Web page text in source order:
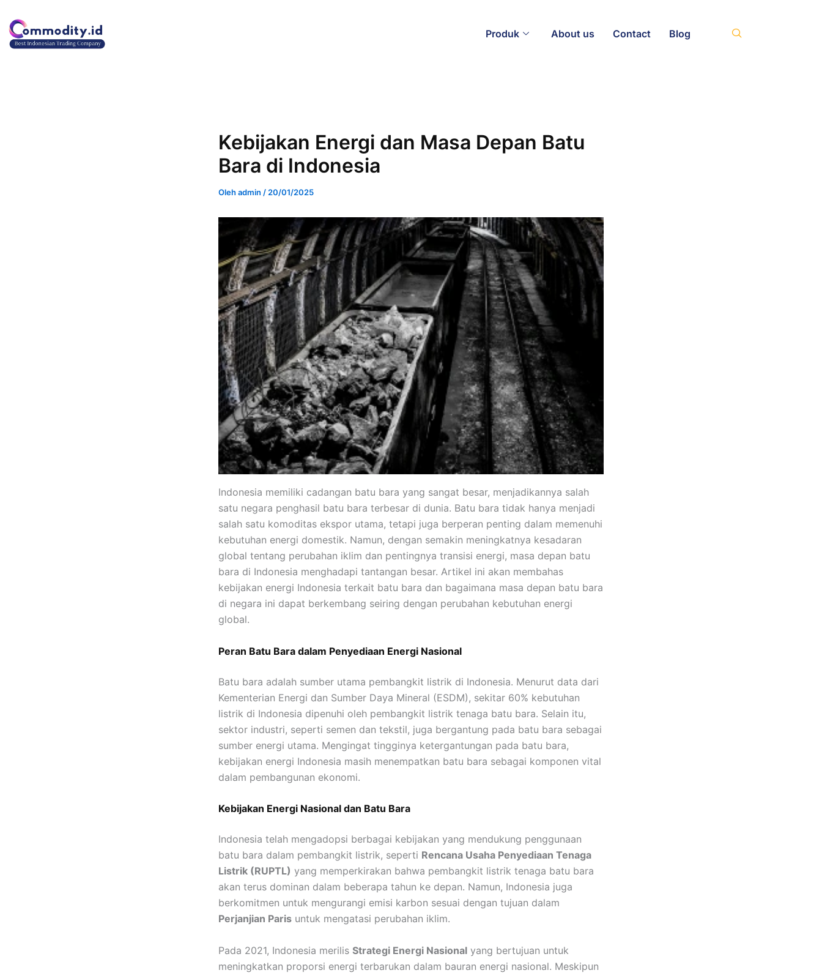
ke
konten
Produk About us Contact Blog
Kebijakan Energi dan Masa Depan Batu
Bara di Indonesia
Olehadmin / 20/01/2025
Indonesia memiliki cadangan batu bara yang sangat besar, menjadikannya salah
satu negara penghasil batu bara terbesar di dunia. Batu bara tidak hanya menjadi
salah satu komoditas ekspor utama, tetapi juga berperan penting dalam memenuhi
kebutuhan energi domestik. Namun, dengan semakin meningkatnya kesadaran
global tentang perubahan iklim dan pentingnya transisi energi, masa depan batu
bara di Indonesia menghadapi tantangan besar. Artikel ini akan membahas
kebijakan energi Indonesia terkait batu bara dan bagaimana masa depan batu bara
di negara ini dapat berkembang seiring dengan perubahan kebutuhan energi
global.
Peran Batu Bara dalam Penyediaan Energi Nasional
Batu bara adalah sumber utama pembangkit listrik di Indonesia. Menurut data dari
Kementerian Energi dan Sumber Daya Mineral (ESDM), sekitar 60% kebutuhan
listrik di Indonesia dipenuhi oleh pembangkit listrik tenaga batu bara. Selain itu,
sektor industri, seperti semen dan tekstil, juga bergantung pada batu bara sebagai
sumber energi utama. Mengingat tingginya ketergantungan pada batu bara,
kebijakan energi Indonesia masih menempatkan batu bara sebagai komponen vital
dalam pembangunan ekonomi.
Kebijakan Energi Nasional dan Batu Bara
Indonesia telah mengadopsi berbagai kebijakan yang mendukung penggunaan
batu bara dalam pembangkit listrik, seperti Rencana Usaha Penyediaan Tenaga
Listrik (RUPTL) yang memperkirakan bahwa pembangkit listrik tenaga batu bara
akan terus dominan dalam beberapa tahun ke depan. Namun, Indonesia juga
berkomitmen untuk mengurangi emisi karbon sesuai dengan tujuan dalam
Perjanjian Paris untuk mengatasi perubahan iklim.
Pada 2021, Indonesia merilis Strategi Energi Nasional yang bertujuan untuk
meningkatkan proporsi energi terbarukan dalam bauran energi nasional. Meskipun